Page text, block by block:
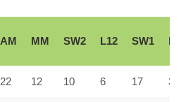
AM ММ SW2 L12 SW1
22 12 10 6 17 30